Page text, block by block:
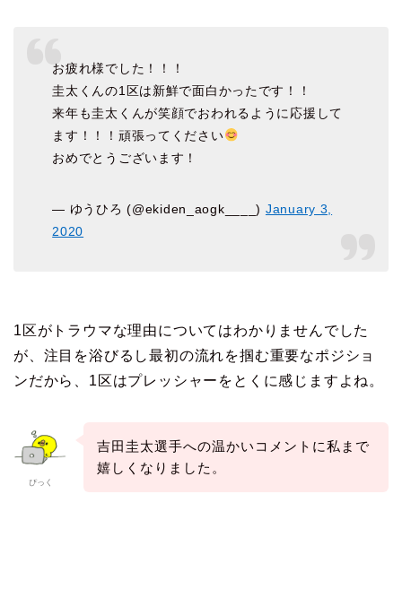
お疲れ様でした！！！
圭太くんの1区は新鮮で面白かったです！！
来年も圭太くんが笑顔でおわれるように応援して
ます！！！頑張ってください
おめでとうございます！
— ゆうひろ (@ekiden_aogk____) January 3,
2020
1区がトラウマな理由についてはわかりませんでした
が、注目を浴びるし最初の流れを掴む重要なポジショ
ンだから、1区はプレッシャーをとくに感じますよね。
ぴっく
吉田圭太選手への温かいコメントに私まで
嬉しくなりました。